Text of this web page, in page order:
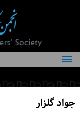
جواد گلزار